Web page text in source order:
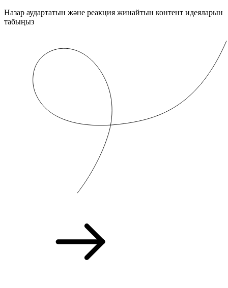
Назар аудартатын және реакция жинайтын контент идеяларын
табыңыз